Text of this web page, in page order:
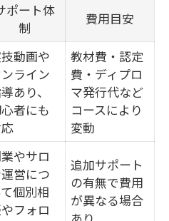
ポート体
制
費用目安
動画や
ライン
あり、
者にも
教材費・認定
費・ディプロ
マ発行代など
コースにより
変動
やサロ
営につ
個別相
フォロ
追加サポート
の有無で費用
が異なる場合